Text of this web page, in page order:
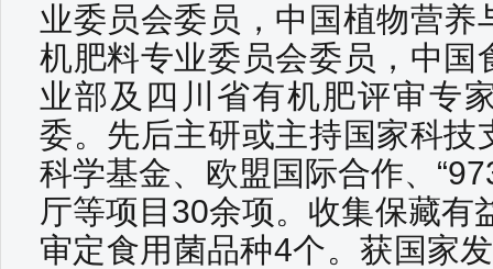
业委员会委员，中国植物营养
机肥料专业委员会委员，中国
业部及四川省有机肥评审专
委。先后主研或主持国家科技
科学基金、欧盟国际合作、
厅等项目30余项。收集保藏有
审定食用菌品种4个。获国家